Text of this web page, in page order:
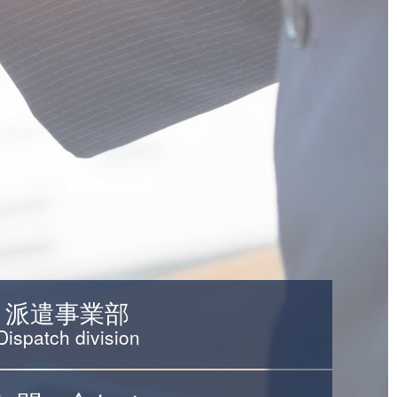
派遣事業部
division